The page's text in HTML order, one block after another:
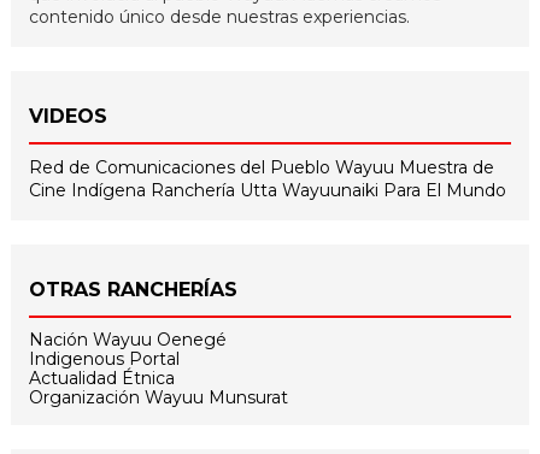
contenido único desde nuestras experiencias.
VIDEOS
Red de Comunicaciones del Pueblo Wayuu Muestra de
Cine Indígena Ranchería Utta Wayuunaiki Para El Mundo
OTRAS RANCHERÍAS
Nación Wayuu Oenegé
Indigenous Portal
Actualidad Étnica
Organización Wayuu Munsurat